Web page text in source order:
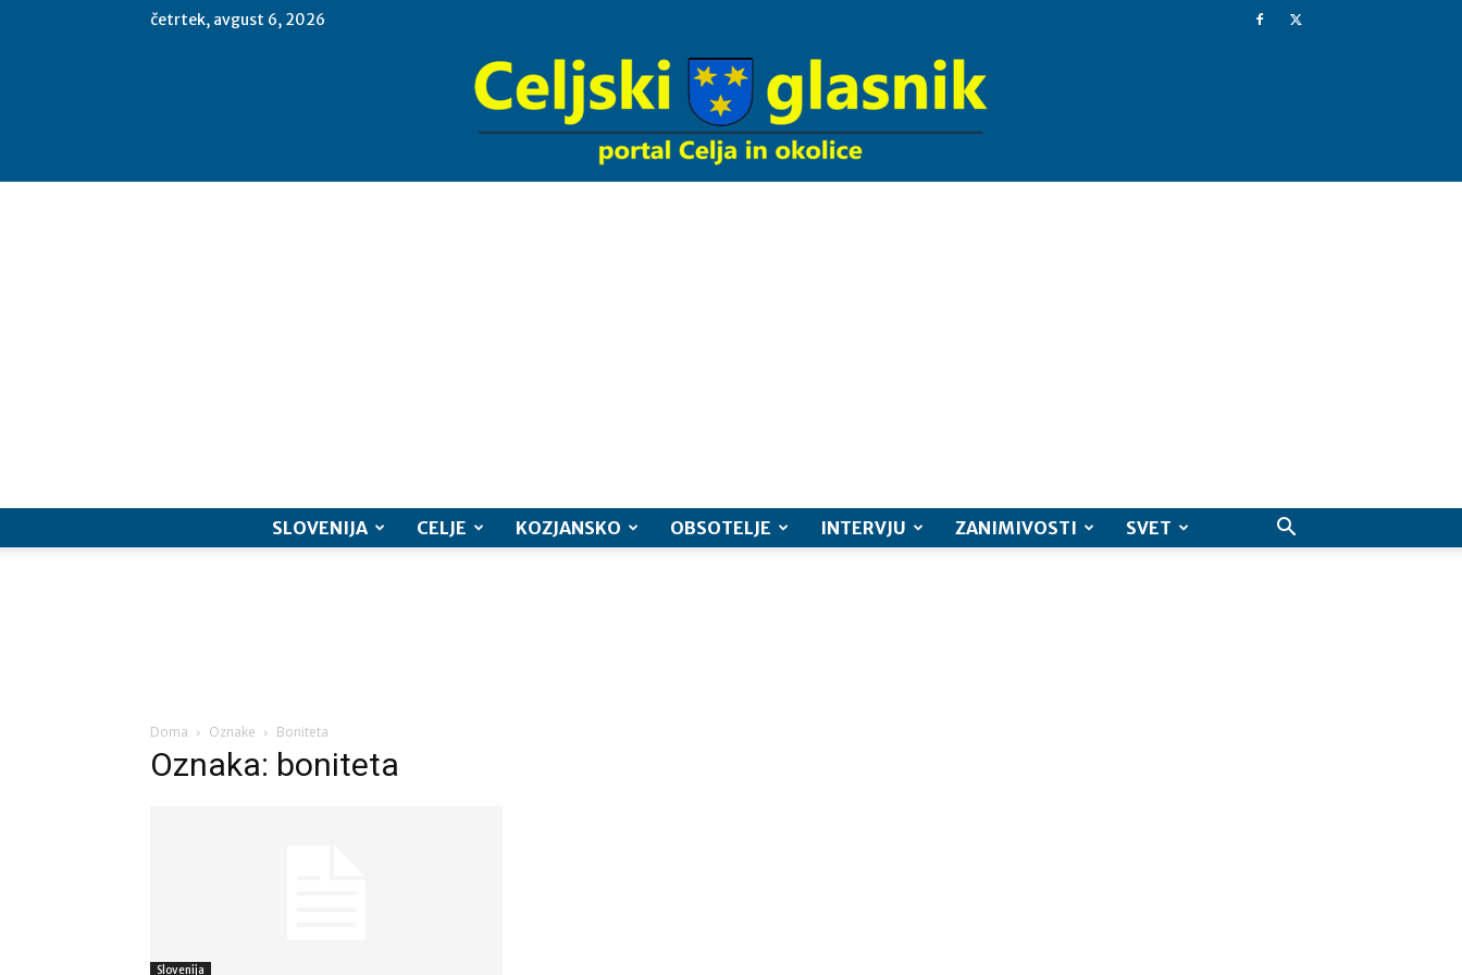
četrtek, avgust 6, 2026
SLOVENIJA CELJE KOZJANSKO OBSOTELJE INTERVJU ZANIMIVOSTI SVET
Doma Oznake Boniteta
Oznaka: boniteta
Slovenija